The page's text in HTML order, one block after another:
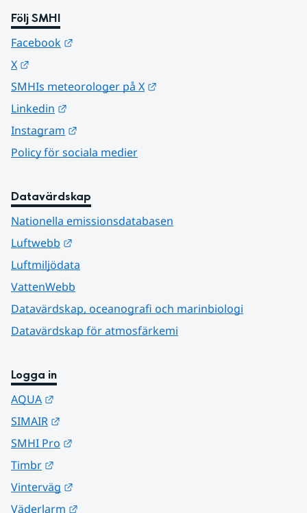
Följ SMHI
Facebook
X
SMHIs meteorologer på X
Linkedin
Instagram
Policy för sociala medier
Datavärdskap
Nationella emissionsdatabasen
Luftwebb
Luftmiljödata
VattenWebb
Datavärdskap, oceanografi och marinbiologi
Datavärdskap för atmosfärkemi
Logga in
AQUA
SIMAIR
SMHI Pro
Timbr
Vinterväg
Väderlarm